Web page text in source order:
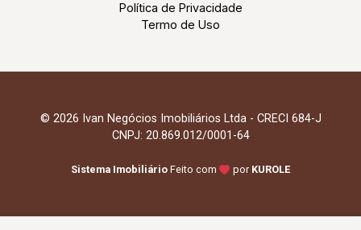
Política de Privacidade
Termo de Uso
© 2026 Ivan Negócios Imobiliários Ltda - CRECI 684-J
CNPJ: 20.869.012/0001-64
Sistema Imobiliário Feito com por KUROLE